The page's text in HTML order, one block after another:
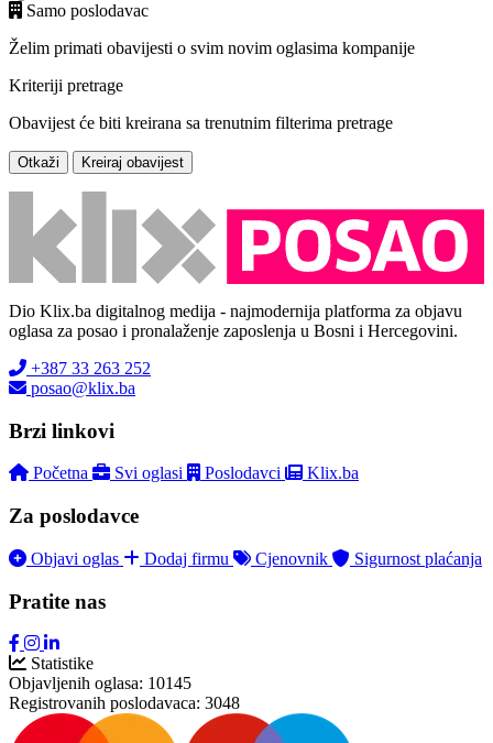
Samo poslodavac
Želim primati obavijesti o svim novim oglasima kompanije
Kriteriji pretrage
Obavijest će biti kreirana sa trenutnim filterima pretrage
Otkaži Kreiraj obavijest
Dio Klix.ba digitalnog medija - najmodernija platforma za objavu
oglasa za posao i pronalaženje zaposlenja u Bosni i Hercegovini.
+387 33 263 252
posao@klix.ba
Brzi linkovi
Početna Svi oglasi Poslodavci Klix.ba
Za poslodavce
Objavi oglas Dodaj firmu Cjenovnik Sigurnost plaćanja
Pratite nas
Statistike
Objavljenih oglasa: 10145
Registrovanih poslodavaca: 3048